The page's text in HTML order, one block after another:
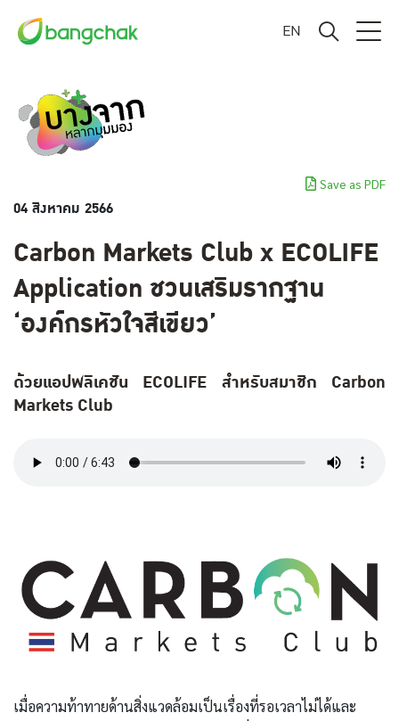
EN
Save as PDF
04 สิงหาคม 2566
Carbon Markets Club x ECOLIFE
Application ชวนเสริมรากฐาน
‘องค์กรหัวใจสีเขียว’
ด้วยแอปพลิเคชัน ECOLIFE สำหรับสมาชิก Carbon
Markets Club
เมื่อความท้าทายด้านสิ่งแวดล้อมเป็นเรื่องที่รอเวลาไม่ได้และ